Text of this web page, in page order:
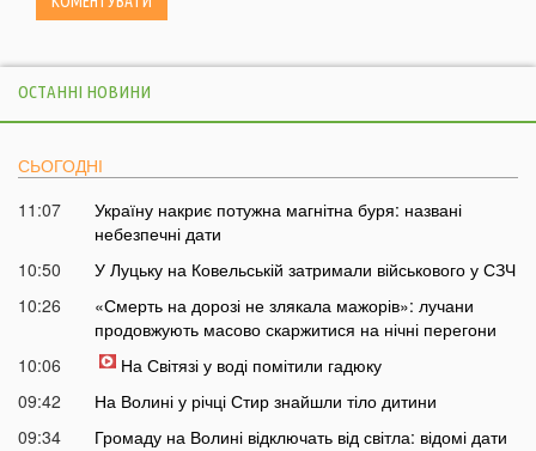
ОСТАННІ НОВИНИ
СЬОГОДНІ
11:07
Україну накриє потужна магнітна буря: названі
небезпечні дати
10:50
У Луцьку на Ковельській затримали військового у СЗЧ
10:26
«Смерть на дорозі не злякала мажорів»: лучани
продовжують масово скаржитися на нічні перегони
10:06
На Світязі у воді помітили гадюку
09:42
На Волині у річці Стир знайшли тіло дитини
09:34
Громаду на Волині відключать від світла: відомі дати